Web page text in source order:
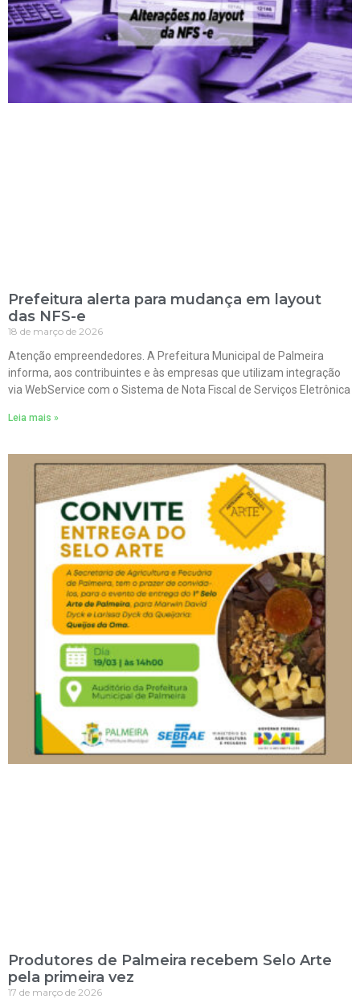
Prefeitura alerta para mudança em layout
das NFS-e
18 de março de 2026
Atenção empreendedores. A Prefeitura Municipal de Palmeira
informa, aos contribuintes e às empresas que utilizam integração
via WebService com o Sistema de Nota Fiscal de Serviços Eletrônica
Leia mais »
Produtores de Palmeira recebem Selo Arte
pela primeira vez
17 de março de 2026